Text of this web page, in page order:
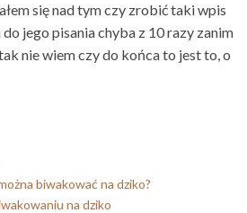
się nad tym czy zrobić taki wpis
jego pisania chyba z 10 razy zanim
nie wiem czy do końca to jest to, o
biwakować na dziko?
na dziko